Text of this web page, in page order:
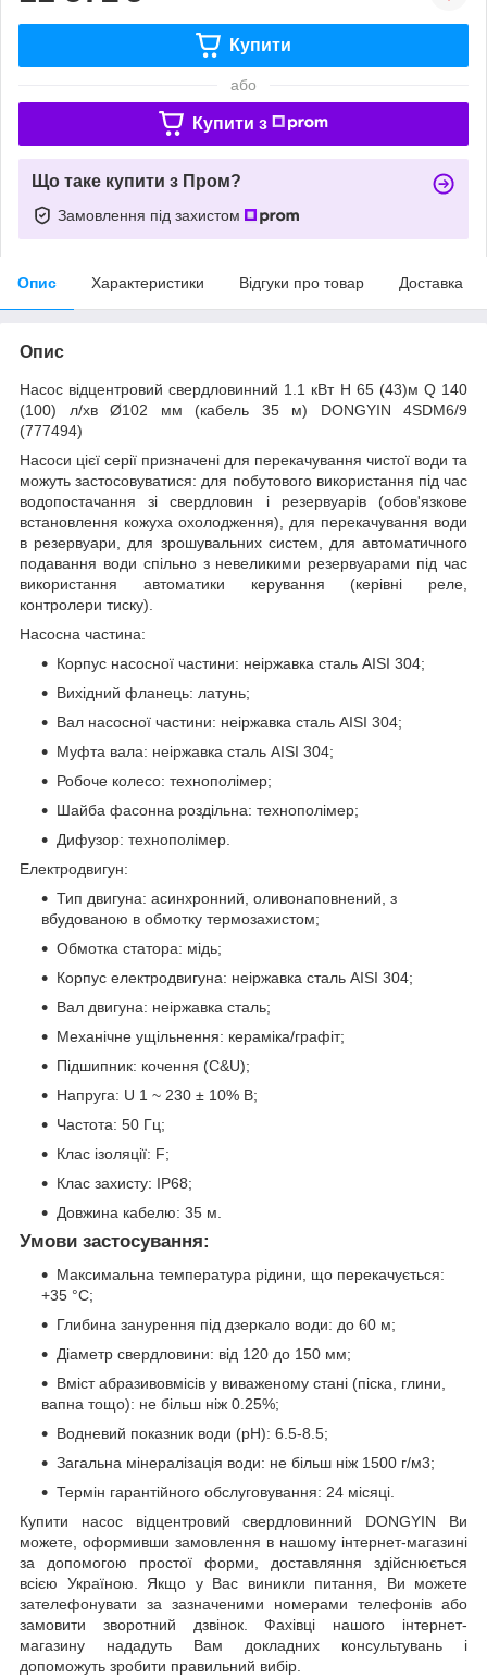
Купити
або
Купити з
Що таке купити з Пром?
Замовлення під захистом
Опис Характеристики Відгуки про товар Доставка
Опис
Насос відцентровий свердловинний 1.1 кВт H 65 (43)м Q 140
(100) л/хв Ø102 мм (кабель 35 м) DONGYIN 4SDM6/9
(777494)
Насоси цієї серії призначені для перекачування чистої води та
можуть застосовуватися: для побутового використання під час
водопостачання зі свердловин і резервуарів (обов'язкове
встановлення кожуха охолодження), для перекачування води
в резервуари, для зрошувальних систем, для автоматичного
подавання води спільно з невеликими резервуарами під час
використання автоматики керування (керівні реле,
контролери тиску).
Насосна частина:
Корпус насосної частини: неіржавка сталь AISI 304;
Вихідний фланець: латунь;
Вал насосної частини: неіржавка сталь AISI 304;
Муфта вала: неіржавка сталь AISI 304;
Робоче колесо: технополімер;
Шайба фасонна роздільна: технополімер;
Дифузор: технополімер.
Електродвигун:
Тип двигуна: асинхронний, оливонаповнений, з
вбудованою в обмотку термозахистом;
Обмотка статора: мідь;
Корпус електродвигуна: неіржавка сталь AISI 304;
Вал двигуна: неіржавка сталь;
Механічне ущільнення: кераміка/графіт;
Підшипник: кочення (C&U);
Напруга: U 1 ~ 230 ± 10% В;
Частота: 50 Гц;
Клас ізоляції: F;
Клас захисту: IP68;
Довжина кабелю: 35 м.
Умови застосування:
Максимальна температура рідини, що перекачується:
+35 °C;
Глибина занурення під дзеркало води: до 60 м;
Діаметр свердловини: від 120 до 150 мм;
Вміст абразивовмісів у виваженому стані (піска, глини,
вапна тощо): не більш ніж 0.25%;
Водневий показник води (рН): 6.5-8.5;
Загальна мінералізація води: не більш ніж 1500 г/м3;
Термін гарантійного обслуговування: 24 місяці.
Купити насос відцентровий свердловинний DONGYIN Ви
можете, оформивши замовлення в нашому інтернет-магазині
за допомогою простої форми, доставляння здійснюється
всією Україною. Якщо у Вас виникли питання, Ви можете
зателефонувати за зазначеними номерами телефонів або
замовити зворотний дзвінок. Фахівці нашого інтернет-
магазину нададуть Вам докладних консультувань і
допоможуть зробити правильний вибір.